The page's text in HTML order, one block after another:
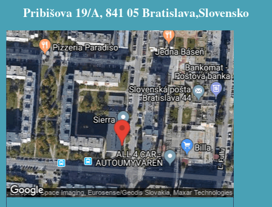
Pribišova 19/A, 841 05 Bratislava,Slovensko
Externý obsah je blokovaný Voľbami
súkromia
Prajete si načítať externý obsah?
Povoliť tentokrát
Povoliť a zapamätať - súhlas s
druhom cookie: Funkčné